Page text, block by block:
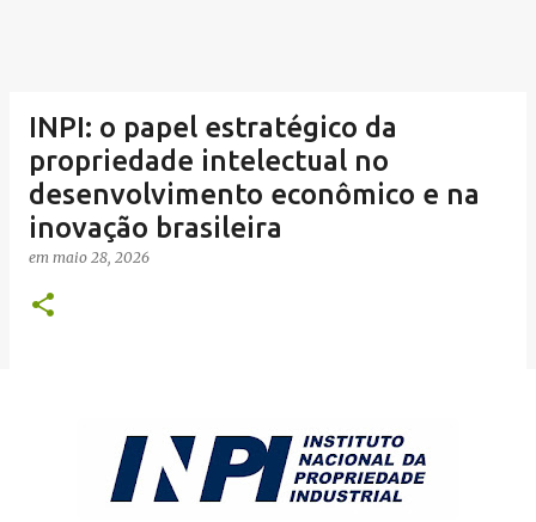
INPI: o papel estratégico da
propriedade intelectual no
desenvolvimento econômico e na
inovação brasileira
em maio 28, 2026